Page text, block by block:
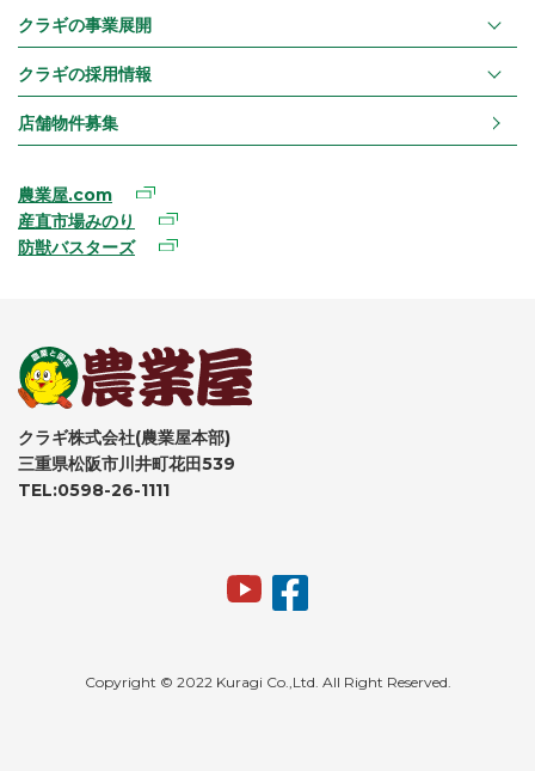
クラギの事業展開
クラギの採用情報
店舗物件募集
農業屋.com
産直市場みのり
防獣バスターズ
クラギ株式会社(農業屋本部)
三重県松阪市川井町花田539
TEL:0598-26-1111
Copyright © 2022 Kuragi Co.,Ltd. All Right Reserved.